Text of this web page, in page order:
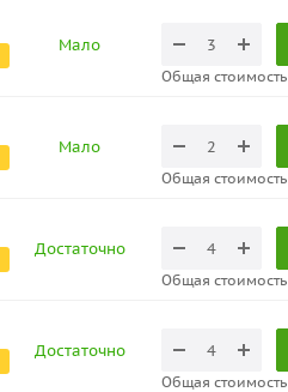
Мало
Общая стоимость
Мало
Общая стоимость
Достаточно
Общая стоимость
Достаточно
Общая стоимость